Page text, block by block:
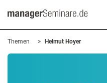
Themen Helmut Hoyer